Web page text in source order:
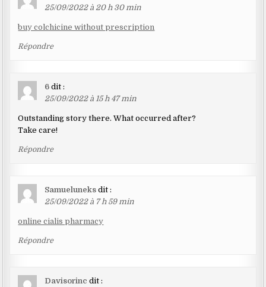
25/09/2022 à 20 h 30 min
buy colchicine without prescription
Répondre
6 dit :
25/09/2022 à 15 h 47 min
Outstanding story there. What occurred after?
Take care!
Répondre
Samueluneks dit :
25/09/2022 à 7 h 59 min
online cialis pharmacy
Répondre
Davisorinc dit :